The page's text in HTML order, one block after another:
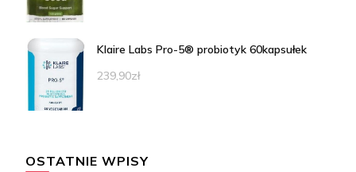
Klaire Labs Pro-5® probiotyk 60kapsułek
239,90zł
OSTATNIE WPISY